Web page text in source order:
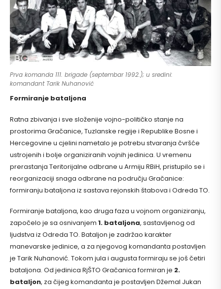
Prva komanda 111. brigade (septembar 1992.); u sredini:
komandant Tarik Nuhanović
Formiranje bataljona
Ratna zbivanja i sve složenije vojno-političko stanje na
prostorima Gračanice, Tuzlanske regije i Republike Bosne i
Hercegovine u cjelini nametalo je potrebu stvaranja čvršće
ustrojenih i bolje organiziranih vojnih jedinica. U vremenu
prerastanja Teritorijalne odbrane u Armiju RBiH, pristupilo se i
reorganizaciji snaga odbrane na području Gračanice:
formiranju bataljona iz sastava rejonskih štabova i Odreda TO.
Formiranje bataljona, kao druga faza u vojnom organiziranju,
započelo je sa osnivanjem 1. bataljona, sastavljenog od
ljudstva iz Odreda TO. Bataljon je zadržao karakter
manevarske jedinice, a za njegovog komandanta postavljen
je Tarik Nuhanović. Tokom jula i augusta formiraju se još četiri
bataljona. Od jedinica RjŠTO Gračanica formiran je 2.
bataljon, za čijeg komandanta je postavljen Džemal Jukan